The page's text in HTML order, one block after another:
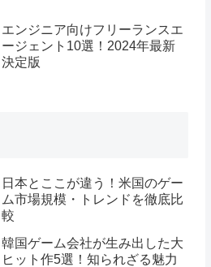
エンジニア向けフリーランスエ
ージェント10選！2024年最新
決定版
日本とここが違う！米国のゲー
ム市場規模・トレンドを徹底比
較
韓国ゲーム会社が生み出した大
ヒット作5選！知られざる魅力